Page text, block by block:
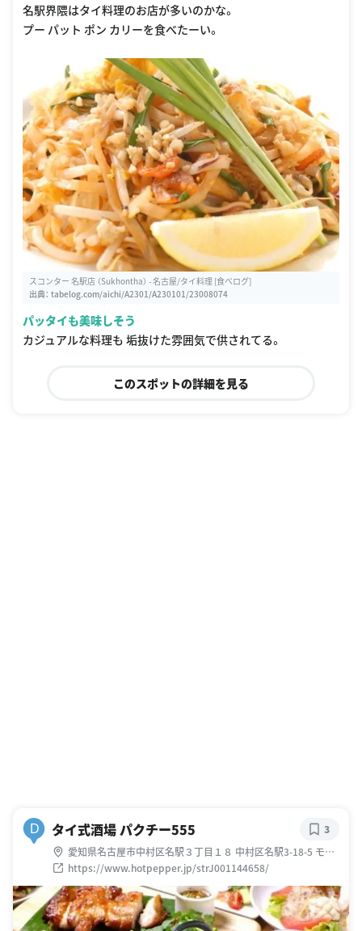
名駅界隈はタイ料理のお店が多いのかな。
プー パット ポン カリーを食べたーい。
スコンター 名駅店 （Sukhontha） - 名古屋/タイ料理 [食べログ]
出典： tabelog.com/aichi/A2301/A230101/23008074
パッタイも美味しそう
カジュアルな料理も 垢抜けた雰囲気で供されてる。
このスポットの詳細を見る
D タイ式酒場 パクチー555
愛知県名古屋市中村区名駅３丁目１８ 中村区名駅3-18-5 モン
マートビル 2F
https://www.hotpepper.jp/strJ001144658/
3